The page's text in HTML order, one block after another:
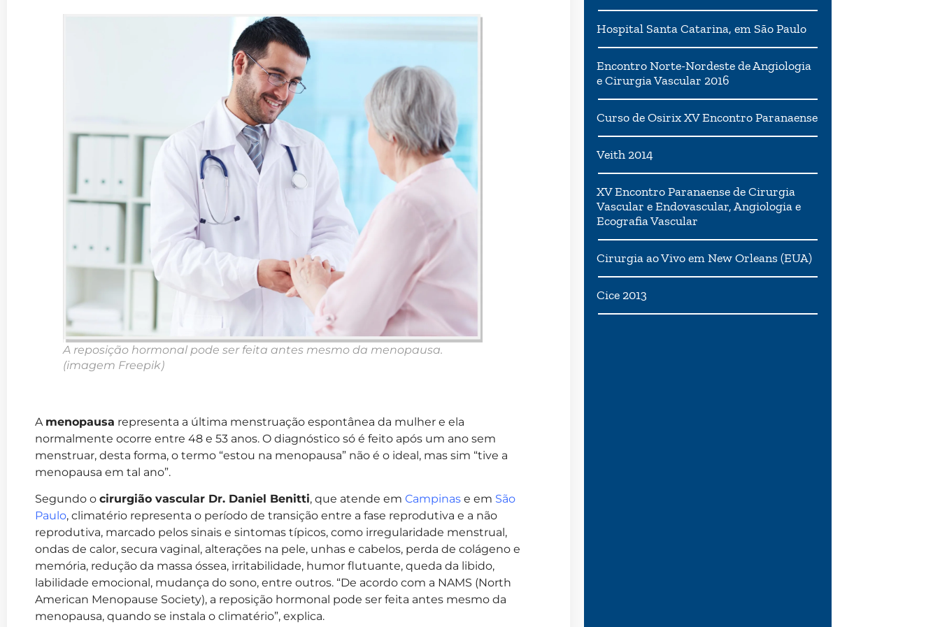
A reposição hormonal pode ser feita antes mesmo da menopausa.
(imagem Freepik)
A menopausa representa a última menstruação espontânea da mulher e ela
normalmente ocorre entre 48 e 53 anos. O diagnóstico só é feito após um ano sem
menstruar, desta forma, o termo “estou na menopausa” não é o ideal, mas sim “tive a
menopausa em tal ano”.
Segundo o cirurgião vascular Dr. Daniel Benitti, que atende em Campinas e em São
Paulo, climatério representa o período de transição entre a fase reprodutiva e a não
reprodutiva, marcado pelos sinais e sintomas típicos, como irregularidade menstrual,
ondas de calor, secura vaginal, alterações na pele, unhas e cabelos, perda de colágeno e
memória, redução da massa óssea, irritabilidade, humor flutuante, queda da libido,
labilidade emocional, mudança do sono, entre outros. “De acordo com a NAMS (North
American Menopause Society), a reposição hormonal pode ser feita antes mesmo da
menopausa, quando se instala o climatério”, explica.
Hospital Santa Catarina, em São Paulo
Encontro Norte-Nordeste de Angiologia
e Cirurgia Vascular 2016
Curso de Osirix XV Encontro Paranaense
Veith 2014
XV Encontro Paranaense de Cirurgia
Vascular e Endovascular, Angiologia e
Ecografia Vascular
Cirurgia ao Vivo em New Orleans (EUA)
Cice 2013